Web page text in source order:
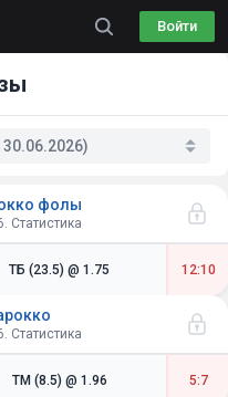
Войти
фолы
Статистика
ТБ (23.5) @ 1.75 12:10
Статистика
ТМ (8.5) @ 1.96 5:7